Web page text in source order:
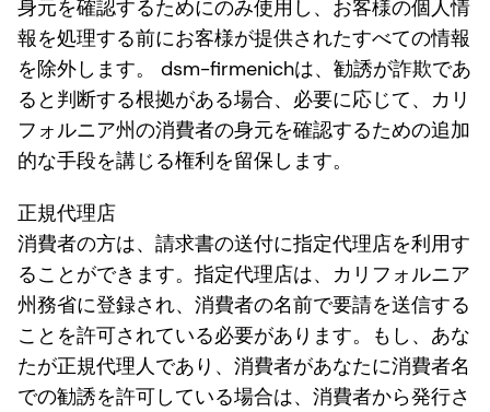
身元を確認するためにのみ使用し、お客様の個人情
報を処理する前にお客様が提供されたすべての情報
を除外します。 dsm-firmenichは、勧誘が詐欺であ
ると判断する根拠がある場合、必要に応じて、カリ
フォルニア州の消費者の身元を確認するための追加
的な手段を講じる権利を留保します。
正規代理店
消費者の方は、請求書の送付に指定代理店を利用す
ることができます。指定代理店は、カリフォルニア
州務省に登録され、消費者の名前で要請を送信する
ことを許可されている必要があります。もし、あな
たが正規代理人であり、消費者があなたに消費者名
での勧誘を許可している場合は、消費者から発行さ